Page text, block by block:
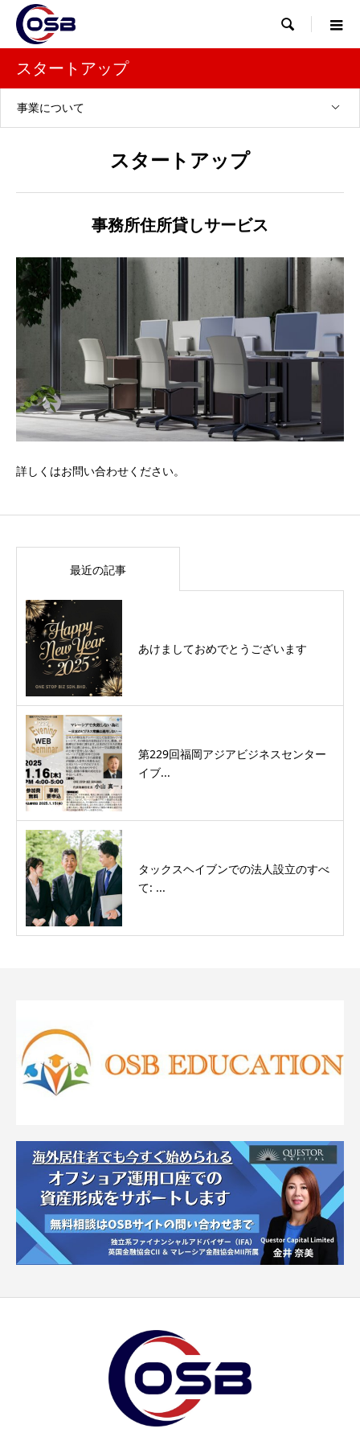

スタートアップ
事業について
スタートアップ
事務所住所貸しサービス
詳しくはお問い合わせください。
最近の記事
あけましておめでとうございます
第229回福岡アジアビジネスセンター
イブ...
タックスヘイブンでの法人設立のすべ
て: ...